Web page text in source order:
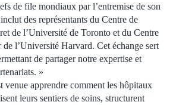
de file mondiaux par l’entremise de son
des représentants du Centre de
de l’Université de Toronto et du Centre
de l’Université Harvard. Cet échange sert
de partager notre expertise et
»
venue apprendre comment les hôpitaux
leurs sentiers de soins, structurent